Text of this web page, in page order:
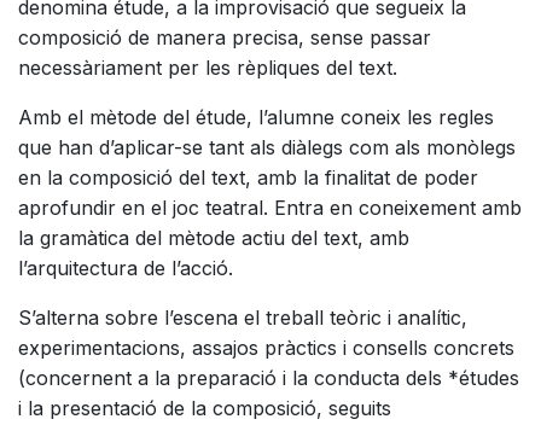
denomina étude, a la improvisació que segueix la
composició de manera precisa, sense passar
necessàriament per les rèpliques del text.
Amb el mètode del étude, l’alumne coneix les regles
que han d’aplicar-se tant als diàlegs com als monòlegs
en la composició del text, amb la finalitat de poder
aprofundir en el joc teatral. Entra en coneixement amb
la gramàtica del mètode actiu del text, amb
l’arquitectura de l’acció.
S’alterna sobre l’escena el treball teòric i analític,
experimentacions, assajos pràctics i consells concrets
(concernent a la preparació i la conducta dels *études
i la presentació de la composició, seguits